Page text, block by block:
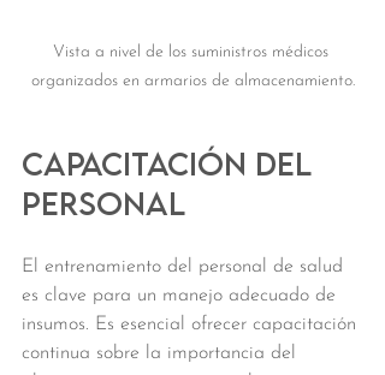
Vista a nivel de los suministros médicos
organizados en armarios de almacenamiento.
Capacitación del
Personal
El entrenamiento del personal de salud
es clave para un manejo adecuado de
insumos. Es esencial ofrecer capacitación
continua sobre la importancia del